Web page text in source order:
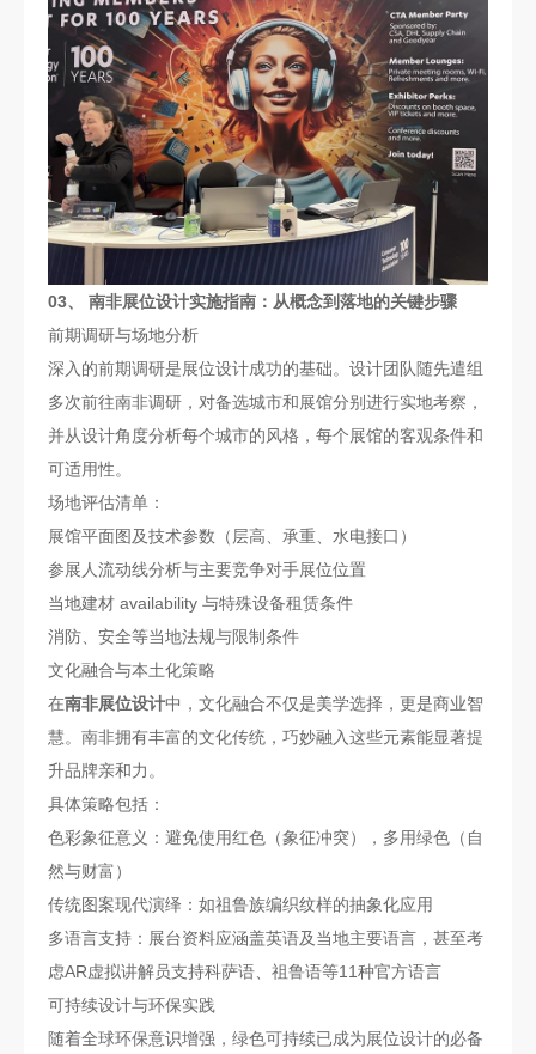
03、 南非展位设计实施指南：从概念到落地的关键步骤
前期调研与场地分析
深入的前期调研是展位设计成功的基础。设计团队随先遣组
多次前往南非调研，对备选城市和展馆分别进行实地考察，
并从设计角度分析每个城市的风格，每个展馆的客观条件和
可适用性。
场地评估清单：
展馆平面图及技术参数（层高、承重、水电接口）
参展人流动线分析与主要竞争对手展位位置
当地建材 availability 与特殊设备租赁条件
消防、安全等当地法规与限制条件
文化融合与本土化策略
在南非展位设计中，文化融合不仅是美学选择，更是商业智
慧。南非拥有丰富的文化传统，巧妙融入这些元素能显著提
升品牌亲和力。
具体策略包括：
色彩象征意义：避免使用红色（象征冲突），多用绿色（自
然与财富）
传统图案现代演绎：如祖鲁族编织纹样的抽象化应用
多语言支持：展台资料应涵盖英语及当地主要语言，甚至考
虑AR虚拟讲解员支持科萨语、祖鲁语等11种官方语言
可持续设计与环保实践
随着全球环保意识增强，绿色可持续已成为展位设计的必备